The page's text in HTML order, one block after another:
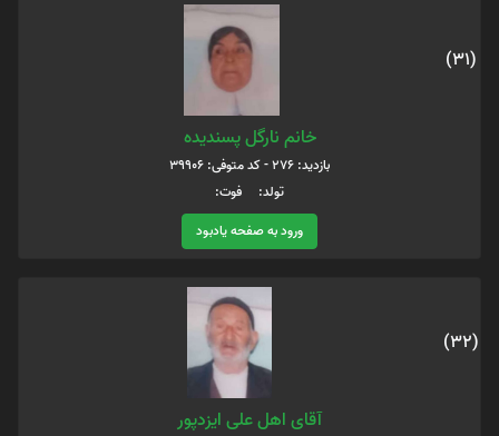
(31)
خانم نارگل پسندیده
بازدید: 276 - کد متوفی: 39906
تولد: فوت:
ورود به صفحه یادبود
(32)
آقای اهل علی ایزدپور